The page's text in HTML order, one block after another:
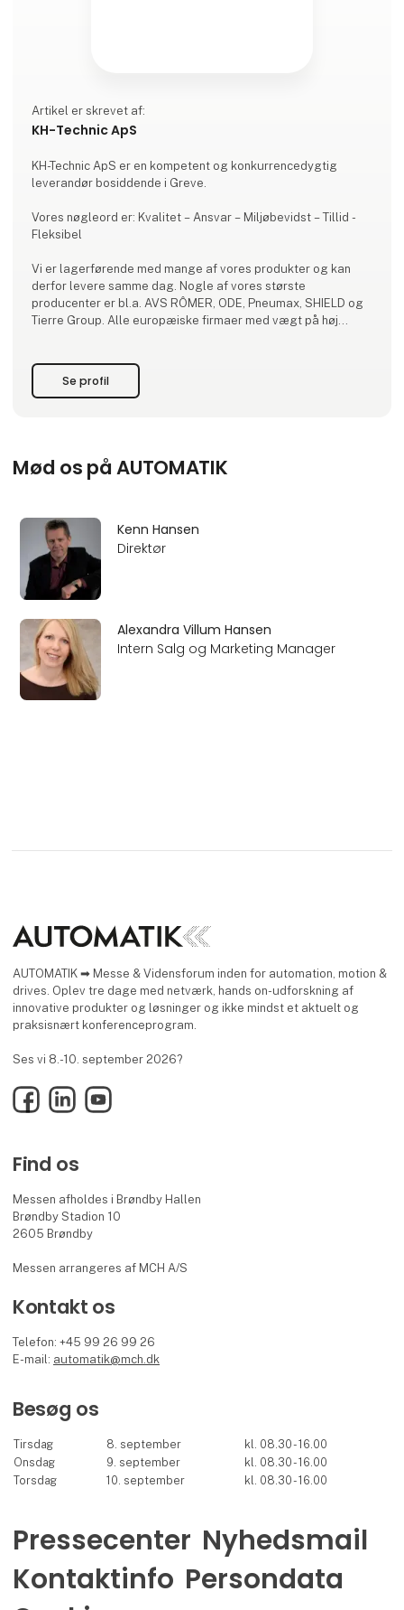
Artikel er skrevet af:
KH-Technic ApS
KH-Technic ApS er en kompetent og konkurrencedygtig
leverandør bosiddende i Greve.
Vores nøgleord er: Kvalitet – Ansvar – Miljøbevidst – Tillid -
Fleksibel
Vi er lagerførende med mange af vores produkter og kan
derfor levere samme dag. Nogle af vores største
producenter er bl.a. AVS RÔMER, ODE, Pneumax, SHIELD og
Tierre Group. Alle europæiske firmaer med vægt på høj
Hos os er det en selvfølge at levere de produkter, som er
bedst egnede til dig.
Du sk
Se profil
Mød os på AUTOMATIK
Kenn Hansen
Direktør
Alexandra Villum Hansen
Intern Salg og Marketing Manager
AUTOMATIK ➡ Messe & Vidensforum inden for automation, motion &
drives. Oplev tre dage med netværk, hands on-udforskning af
innovative produkter og løsninger og ikke mindst et aktuelt og
praksisnært konferenceprogram.
Ses vi 8.-10. september 2026?
FacebookLinkedInYouTube
Find os
Messen afholdes i Brøndby Hallen
Brøndby Stadion 10
2605 Brøndby
Messen arrangeres af MCH A/S
Kontakt os
Telefon: +45 99 26 99 26
E-mail: automatik@mch.dk
Besøg os
Tirsdag 8. september
kl. 08.30 - 16.00
Onsdag
9. september
kl. 08.30 - 16.00
Torsdag
10. september kl. 08.30 - 16.00
Pressecenter Nyhedsmail
Kontaktinfo Persondata